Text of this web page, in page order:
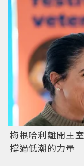
梅根哈利離開王
撐過低潮的力量